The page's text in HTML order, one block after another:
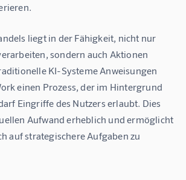
liegt in der Fähigkeit, nicht nur
sondern auch Aktionen
KI-Systeme Anweisungen
einen Prozess, der im Hintergrund
Eingriffe des Nutzers erlaubt. Dies
Aufwand erheblich und ermöglicht
auf strategischere Aufgaben zu